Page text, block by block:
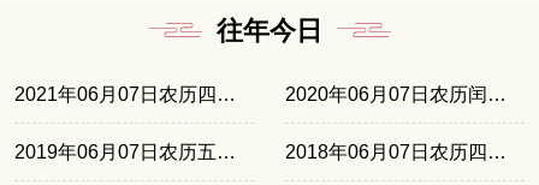
往年今日
2021年06月07日农历四月廿七 2020年06月07日农历闰四月十六
2019年06月07日农历五月初五 2018年06月07日农历四月廿四